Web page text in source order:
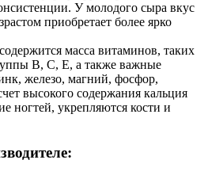
У молодого сыра вкус
приобретает более ярко
масса витаминов, таких
В, С, Е, а также важные
железо, магний, фосфор,
высокого содержания кальция
ногтей, укрепляются кости и